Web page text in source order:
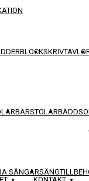
BARSTOLAR
SÄNGAR